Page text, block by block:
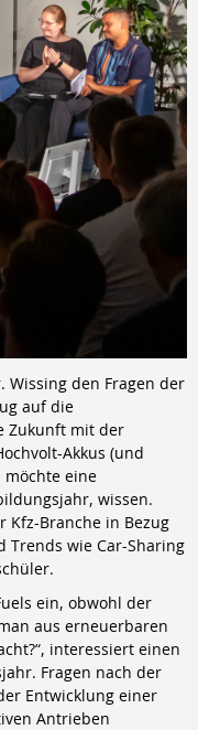
Wissing den Fragen der
auf die
Zukunft mit der
Akkus (und
möchte eine
wissen.
Kfz-Branche in Bezug
Trends wie Car-Sharing
ein, obwohl der
aus erneuerbaren
interessiert einen
Fragen nach der
Entwicklung einer
Antrieben